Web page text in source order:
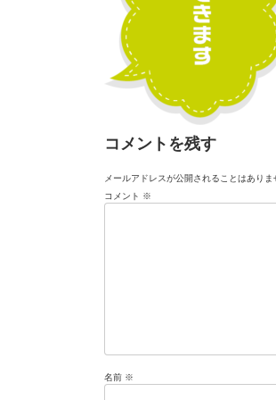
コメントを残す
メールアドレスが公開されることはありま
コメント ※
名前 ※